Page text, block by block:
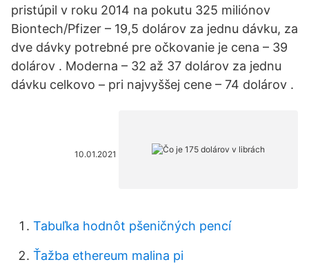
pristúpil v roku 2014 na pokutu 325 miliónov
Biontech/Pfizer – 19,5 dolárov za jednu dávku, za
dve dávky potrebné pre očkovanie je cena – 39
dolárov . Moderna – 32 až 37 dolárov za jednu
dávku celkovo – pri najvyššej cene – 74 dolárov .
10.01.2021
Tabuľka hodnôt pšeničných pencí
Ťažba ethereum malina pi